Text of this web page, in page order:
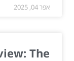
אפר 04, 2025
The